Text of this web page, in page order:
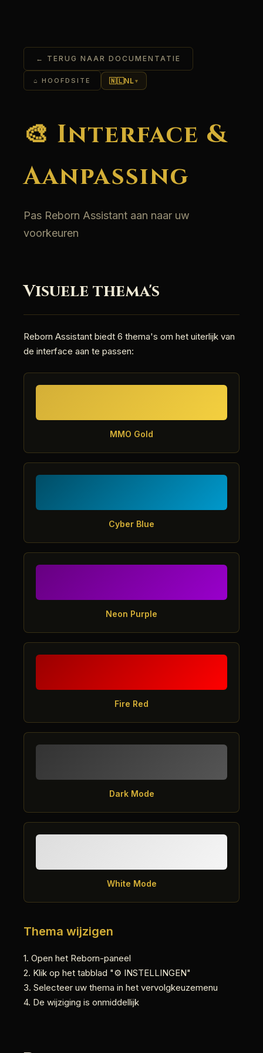
← TERUG NAAR DOCUMENTATIE
⌂ HOOFDSITE 🇳🇱NL▾
🎨 Interface &
Aanpassing
Pas Reborn Assistant aan naar uw
voorkeuren
Visuele thema's
Reborn Assistant biedt 6 thema's om het uiterlijk van
de interface aan te passen:
MMO Gold
Cyber Blue
Neon Purple
Fire Red
Dark Mode
White Mode
Thema wijzigen
1. Open het Reborn-paneel
2. Klik op het tabblad "⚙️ INSTELLINGEN"
3. Selecteer uw thema in het vervolgkeuzemenu
4. De wijziging is onmiddellijk